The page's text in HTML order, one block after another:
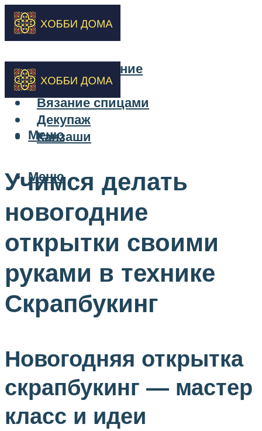
Бисероплетение
Вышивка
Вязание спицами
Декупаж
Канзаши
Меню
Меню
Учимся делать
новогодние
открытки своими
руками в технике
Скрапбукинг
Новогодняя открытка
скрапбукинг — мастер
класс и идеи